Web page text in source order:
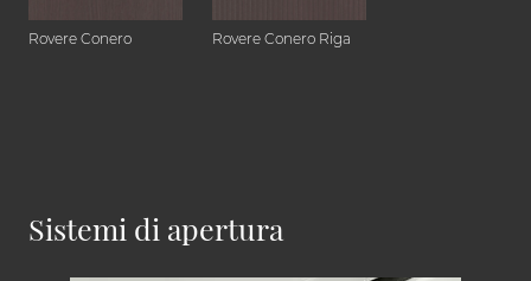
Rovere Conero Rovere Conero Riga
Sistemi di apertura